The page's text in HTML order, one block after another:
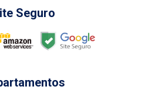
Seguro